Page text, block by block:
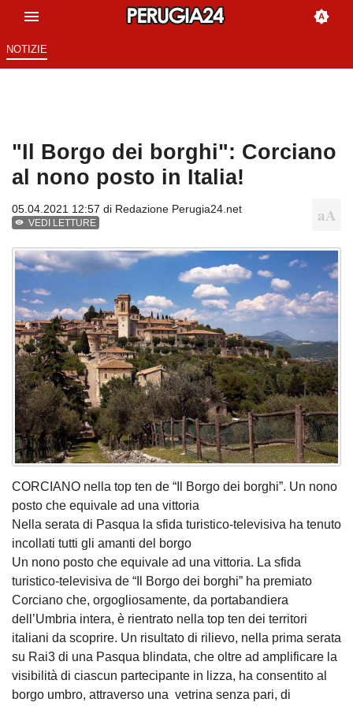
NOTIZIE
"Il Borgo dei borghi": Corciano
al nono posto in Italia!
05.04.2021 12:57 di Redazione Perugia24.net
VEDI LETTURE
CORCIANO nella top ten de “Il Borgo dei borghi”. Un nono
posto che equivale ad una vittoria
Nella serata di Pasqua la sfida turistico-televisiva ha tenuto
incollati tutti gli amanti del borgo
Un nono posto che equivale ad una vittoria. La sfida
turistico-televisiva de “Il Borgo dei borghi” ha premiato
Corciano che, orgogliosamente, da portabandiera
dell’Umbria intera, è rientrato nella top ten dei territori
italiani da scoprire. Un risultato di rilievo, nella prima serata
su Rai3 di una Pasqua blindata, che oltre ad amplificare la
visibilità di ciascun partecipante in lizza, ha consentito al
borgo umbro, attraverso una vetrina senza pari, di